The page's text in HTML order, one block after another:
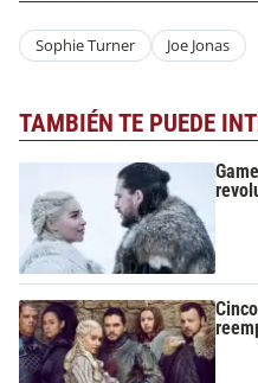
Sophie Turner Joe Jonas
TAMBIÉN TE PUEDE